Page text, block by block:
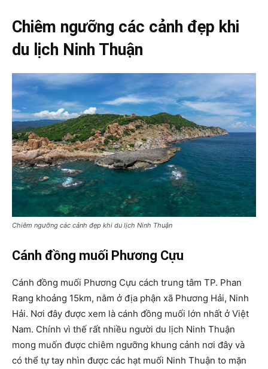
Chiêm ngưỡng các cảnh đẹp khi
du lịch Ninh Thuận
Chiêm ngưỡng các cảnh đẹp khi du lịch Ninh Thuận
Cánh đồng muối Phương Cựu
Cánh đồng muối Phương Cựu cách trung tâm TP. Phan
Rang khoảng 15km, nằm ở địa phận xã Phương Hải, Ninh
Hải. Nơi đây được xem là cánh đồng muối lớn nhất ở Việt
Nam. Chính vì thế rất nhiều người du lịch Ninh Thuận
mong muốn được chiêm ngưỡng khung cảnh nơi đây và
có thể tự tay nhìn được các hạt muối Ninh Thuận to mặn